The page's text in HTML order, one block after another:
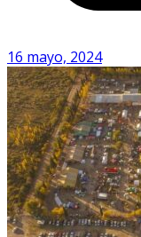
16 mayo, 2024